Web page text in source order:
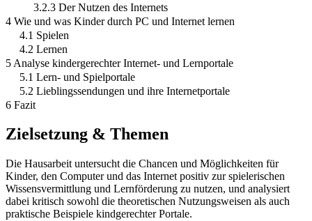
3.2.3 Der Nutzen des Internets
4 Wie und was Kinder durch PC und Internet lernen
4.1 Spielen
4.2 Lernen
5 Analyse kindergerechter Internet- und Lernportale
5.1 Lern- und Spielportale
5.2 Lieblingssendungen und ihre Internetportale
6 Fazit
Zielsetzung & Themen
Die Hausarbeit untersucht die Chancen und Möglichkeiten für
Kinder, den Computer und das Internet positiv zur spielerischen
Wissensvermittlung und Lernförderung zu nutzen, und analysiert
dabei kritisch sowohl die theoretischen Nutzungsweisen als auch
praktische Beispiele kindgerechter Portale.